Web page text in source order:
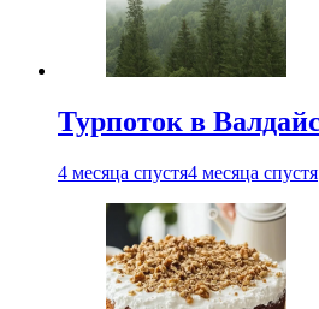
Турпоток в
4 месяца спустя4 месяца спустя